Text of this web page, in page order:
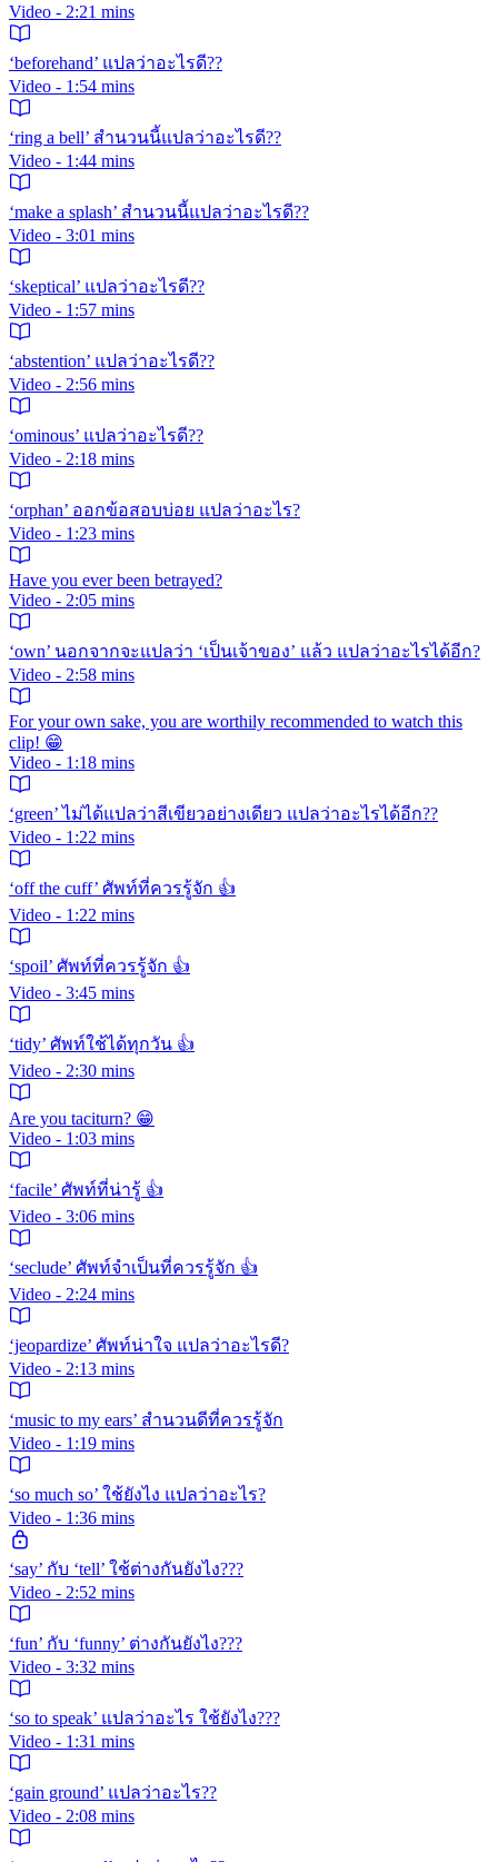
Video - 2:21 mins
‘beforehand’ แปลว่าอะไรดี??
Video - 1:54 mins
‘ring a bell’ สำนวนนี้แปลว่าอะไรดี??
Video - 1:44 mins
‘make a splash’ สำนวนนี้แปลว่าอะไรดี??
Video - 3:01 mins
‘skeptical’ แปลว่าอะไรดี??
Video - 1:57 mins
‘abstention’ แปลว่าอะไรดี??
Video - 2:56 mins
‘ominous’ แปลว่าอะไรดี??
Video - 2:18 mins
‘orphan’ ออกข้อสอบบ่อย แปลว่าอะไร?
Video - 1:23 mins
Have you ever been betrayed?
Video - 2:05 mins
‘own’ นอกจากจะแปลว่า ‘เป็นเจ้าของ’ แล้ว แปลว่าอะไรได้อีก?
Video - 2:58 mins
For your own sake, you are worthily recommended to watch this
clip! 😁
Video - 1:18 mins
‘green’ ไม่ได้แปลว่าสีเขียวอย่างเดียว แปลว่าอะไรได้อีก??
Video - 1:22 mins
‘off the cuff’ ศัพท์ที่ควรรู้จัก 👍
Video - 1:22 mins
‘spoil’ ศัพท์ที่ควรรู้จัก 👍
Video - 3:45 mins
‘tidy’ ศัพท์ใช้ได้ทุกวัน 👍
Video - 2:30 mins
Are you taciturn? 😁
Video - 1:03 mins
‘facile’ ศัพท์ที่น่ารู้ 👍
Video - 3:06 mins
‘seclude’ ศัพท์จำเป็นที่ควรรู้จัก 👍
Video - 2:24 mins
‘jeopardize’ ศัพท์น่าใจ แปลว่าอะไรดี?
Video - 2:13 mins
‘music to my ears’ สำนวนดีที่ควรรู้จัก
Video - 1:19 mins
‘so much so’ ใช้ยังไง แปลว่าอะไร?
Video - 1:36 mins
‘say’ กับ ‘tell’ ใช้ต่างกันยังไง???
Video - 2:52 mins
‘fun’ กับ ‘funny’ ต่างกันยังไง???
Video - 3:32 mins
‘so to speak’ แปลว่าอะไร ใช้ยังไง???
Video - 1:31 mins
‘gain ground’ แปลว่าอะไร??
Video - 2:08 mins